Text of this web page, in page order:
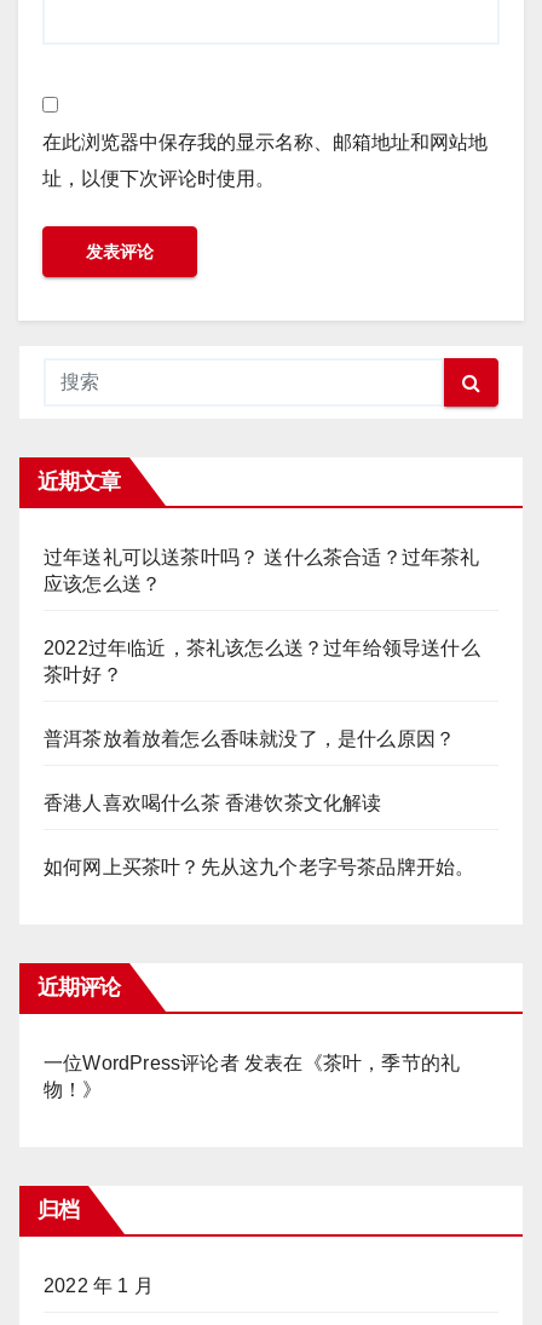
在此浏览器中保存我的显示名称、邮箱地址和网站地
址，以便下次评论时使用。
近期文章
过年送礼可以送茶叶吗？ 送什么茶合适？过年茶礼
应该怎么送？
2022过年临近，茶礼该怎么送？过年给领导送什么
茶叶好？
普洱茶放着放着怎么香味就没了，是什么原因？
香港人喜欢喝什么茶 香港饮茶文化解读
如何网上买茶叶？先从这九个老字号茶品牌开始。
近期评论
一位WordPress评论者发表在《茶叶，季节的礼
物！ 》
归档
2022 年 1 月